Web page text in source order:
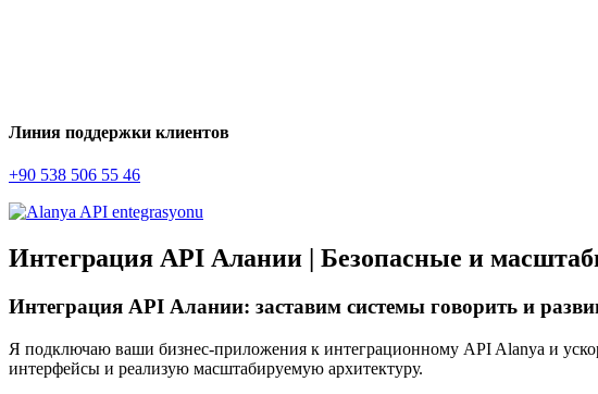
Линия поддержки клиентов
+90 538 506 55 46
Интеграция API Алании | Безопасные и
Интеграция API Алании: заставим системы говорить и
Я подключаю ваши бизнес-приложения к интеграционному API Alanya и
интерфейсы и реализую масштабируемую архитектуру.